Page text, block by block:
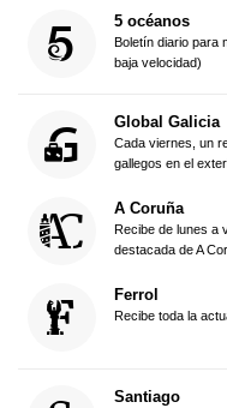
5 océanos
Boletín diario para
baja velocidad)
Global Galicia
Cada viernes, un
gallegos en el
A Coruña
Recibe de lunes a
destacada de A
Ferrol
Recibe toda la
Santiago